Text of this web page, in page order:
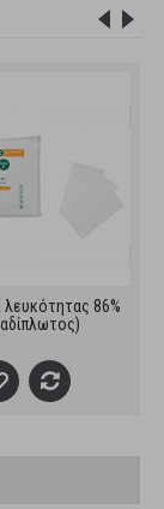
λευκότητας 86%